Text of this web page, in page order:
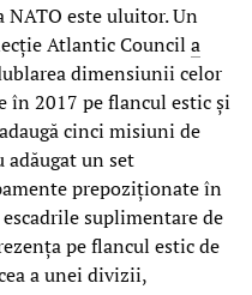
este uluitor. Un
Atlantic Council a
dimensiunii celor
2017 pe flancul estic și
cinci misiuni de
un set
prepoziționate în
suplimentare de
pe flancul estic de
a unei divizii,